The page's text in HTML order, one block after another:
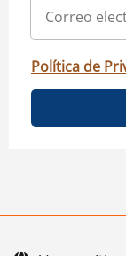
Política de